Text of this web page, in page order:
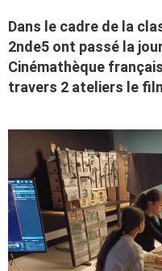
Dans le cadre de la
2nde5 ont passé la
Cinémathèque
travers 2 ateliers le